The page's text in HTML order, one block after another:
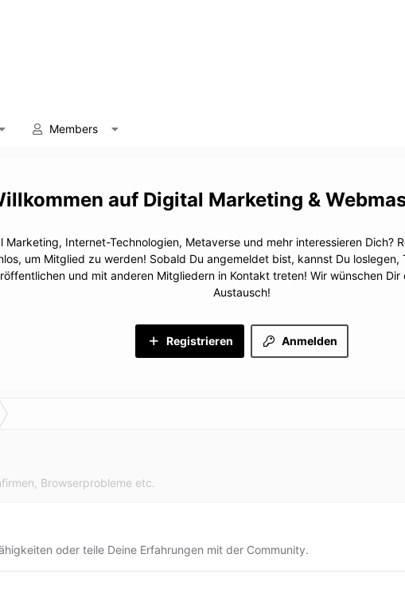
Members
Digital Marketing &
Marketing, Internet-Technologien, Metaverse und mehr interessieren Dich?
um Mitglied zu werden! Sobald Du angemeldet bist, kannst Du loslegen,
und mit anderen Mitgliedern in Kontakt treten! Wir wünschen Dir
Austausch!
Anmelden
Registrieren
Browserprobleme etc.
oder teile Deine Erfahrungen mit der Community.